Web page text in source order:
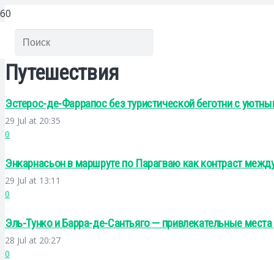
Путешествия
Эстерос-де-Фаррапос без туристической беготни с
29 Jul at 20:35
0
Энкарнасьон в маршруте по Парагваю как контраст
29 Jul at 13:11
0
Эль-Тунко и Барра-де-Сантьяго — привлекательные
28 Jul at 20:27
0